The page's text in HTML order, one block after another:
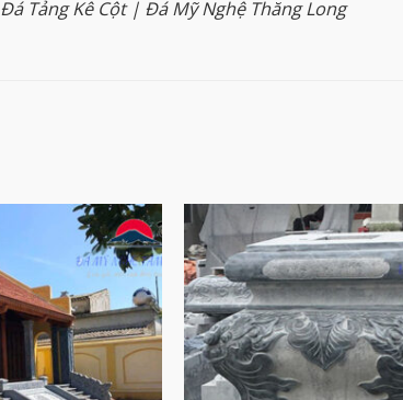
Đá Tảng Kê Cột | Đá Mỹ Nghệ Thăng Long